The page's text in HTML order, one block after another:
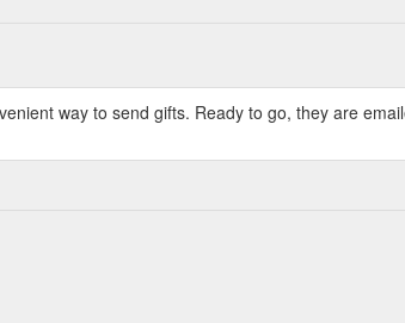
way to send gifts. Ready to go, they are